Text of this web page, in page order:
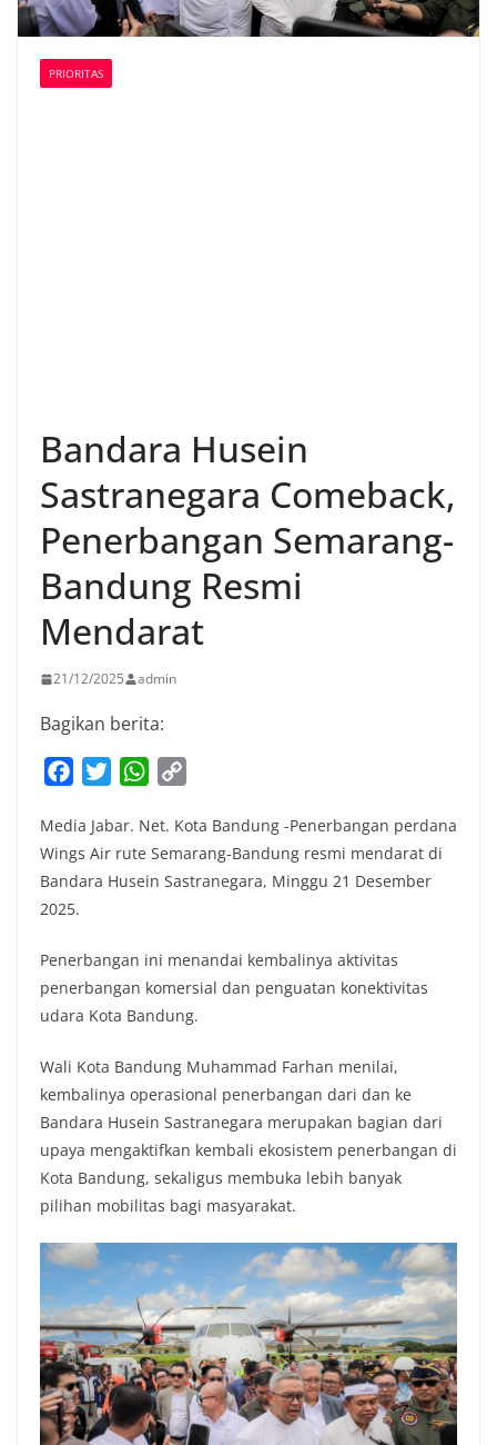
PRIORITAS
Bandara Husein
Sastranegara Comeback,
Penerbangan Semarang-
Bandung Resmi
Mendarat
21/12/2025 admin
Bagikan berita:
c
e
b
o
k
i
t
t
W
a
t
s
p
p
y
L
k
Media Jabar. Net. Kota Bandung -Penerbangan perdana
Wings Air rute Semarang-Bandung resmi mendarat di
Bandara Husein Sastranegara, Minggu 21 Desember
2025.
Penerbangan ini menandai kembalinya aktivitas
penerbangan komersial dan penguatan konektivitas
udara Kota Bandung.
Wali Kota Bandung Muhammad Farhan menilai,
kembalinya operasional penerbangan dari dan ke
Bandara Husein Sastranegara merupakan bagian dari
upaya mengaktifkan kembali ekosistem penerbangan di
Kota Bandung, sekaligus membuka lebih banyak
pilihan mobilitas bagi masyarakat.